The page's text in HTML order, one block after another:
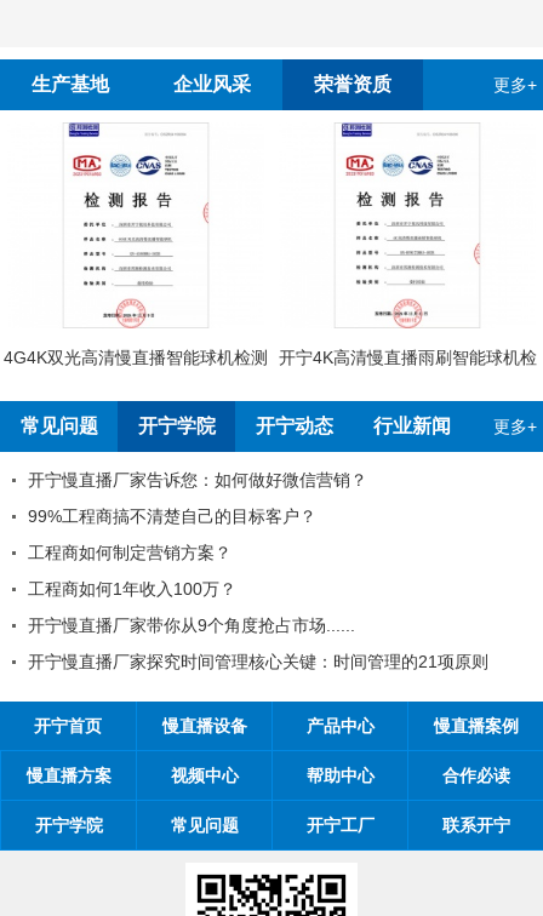
生产基地 企业风采 荣誉资质 更多+
4G4K双光高清慢直播智能球机检测
开宁4K高清慢直播雨刷智能球机检
常见问题 开宁学院 开宁动态 行业新闻 更多+
开宁慢直播厂家告诉您：如何做好微信营销？
99%工程商搞不清楚自己的目标客户？
工程商如何制定营销方案？
工程商如何1年收入100万？
开宁慢直播厂家带你从9个角度抢占市场......
开宁慢直播厂家探究时间管理核心关键：时间管理的21项原则
开宁首页 慢直播设备 产品中心 慢直播案例
慢直播方案 视频中心 帮助中心 合作必读
开宁学院 常见问题 开宁工厂 联系开宁